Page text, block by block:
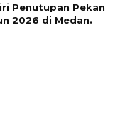
Penutupan Pekan
2026 di Medan.